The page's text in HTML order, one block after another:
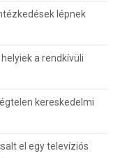
lépnek
a rendkívüli
kereskedelmi
el egy televíziós